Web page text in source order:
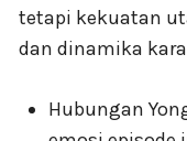
tetapi kekuatan
dan dinamika
Hubungan